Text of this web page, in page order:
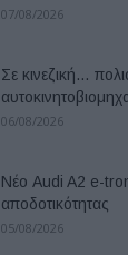
07/08/2026
Σε κινεζική…
06/08/2026
Νέο Audi A2 e-
αποδοτικότητας
05/08/2026